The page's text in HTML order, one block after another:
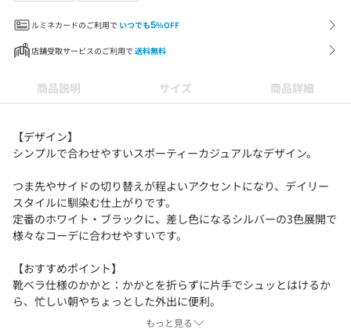
ルミネカードのご利用で いつでも5%OFF
店舗受取サービスのご利用で 送料無料
商品説明 サイズ 商品詳細
【デザイン】
シンプルで合わせやすいスポーティーカジュアルなデザイン。
つま先やサイドの切り替えが程よいアクセントになり、デイリー
スタイルに馴染む仕上がりです。
定番のホワイト・ブラックに、差し色になるシルバーの3色展開で
様々なコーデに合わせやすいです。
【おすすめポイント】
靴ベラ仕様のかかと：かかとを折らずに片手でシュッとはけるか
ら、忙しい朝やちょっとした外出に便利。
甲部分にゴムがはいっており、ひもを緩めてもフィット
もっと見る